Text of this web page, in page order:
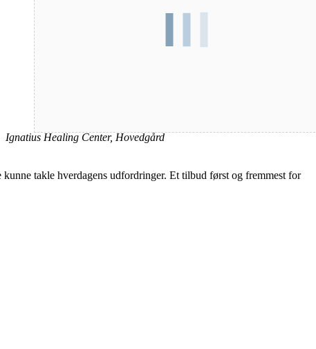
Ignatius Healing Center, Hovedgård
takle hverdagens udfordringer. Et tilbud først og fremmest for